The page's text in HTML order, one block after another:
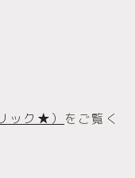
ック★） をご覧く